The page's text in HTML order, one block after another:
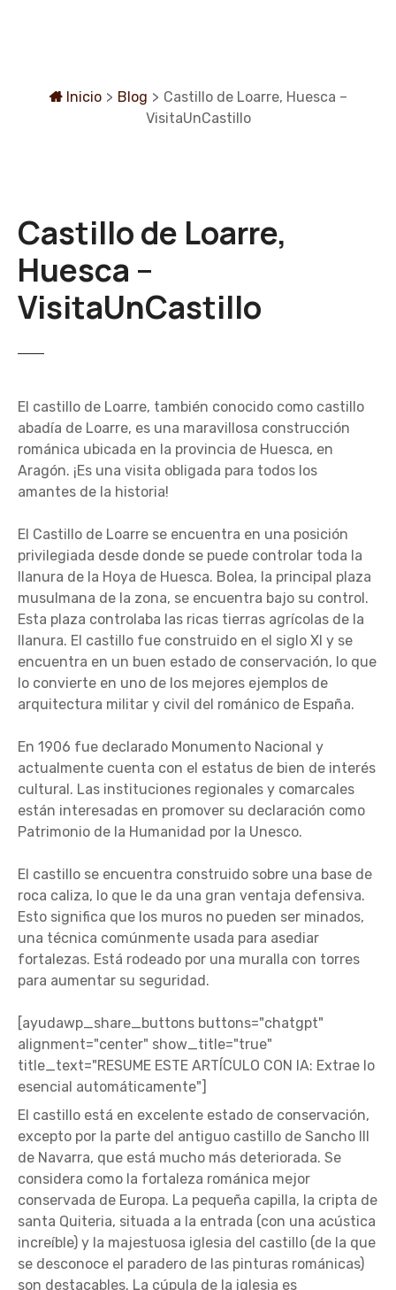
Inicio > Blog > Castillo de Loarre, Huesca –
VisitaUnCastillo
Castillo de Loarre,
Huesca –
VisitaUnCastillo
El castillo de Loarre, también conocido como castillo
abadía de Loarre, es una maravillosa construcción
románica ubicada en la provincia de Huesca, en
Aragón. ¡Es una visita obligada para todos los
amantes de la historia!
El Castillo de Loarre se encuentra en una posición
privilegiada desde donde se puede controlar toda la
llanura de la Hoya de Huesca. Bolea, la principal plaza
musulmana de la zona, se encuentra bajo su control.
Esta plaza controlaba las ricas tierras agrícolas de la
llanura. El castillo fue construido en el siglo XI y se
encuentra en un buen estado de conservación, lo que
lo convierte en uno de los mejores ejemplos de
arquitectura militar y civil del románico de España.
En 1906 fue declarado Monumento Nacional y
actualmente cuenta con el estatus de bien de interés
cultural. Las instituciones regionales y comarcales
están interesadas en promover su declaración como
Patrimonio de la Humanidad por la Unesco.
El castillo se encuentra construido sobre una base de
roca caliza, lo que le da una gran ventaja defensiva.
Esto significa que los muros no pueden ser minados,
una técnica comúnmente usada para asediar
fortalezas. Está rodeado por una muralla con torres
para aumentar su seguridad.
[ayudawp_share_buttons buttons="chatgpt"
alignment="center" show_title="true"
title_text="RESUME ESTE ARTÍCULO CON IA: Extrae lo
esencial automáticamente"]
El castillo está en excelente estado de conservación,
excepto por la parte del antiguo castillo de Sancho III
de Navarra, que está mucho más deteriorada. Se
considera como la fortaleza románica mejor
conservada de Europa. La pequeña capilla, la cripta de
santa Quiteria, situada a la entrada (con una acústica
increíble) y la majestuosa iglesia del castillo (de la que
se desconoce el paradero de las pinturas románicas)
son destacables. La cúpula de la iglesia es